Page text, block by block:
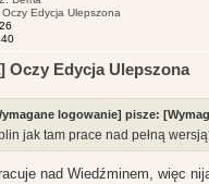
Edycja Ulepszona
26
Oczy Edycja Ulepszona
logowanie] pisze:
jak tam prace nad pełną
nad Wiedźminem, więc